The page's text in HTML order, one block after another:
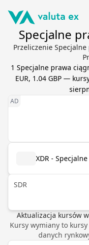
Specjalne
Przeliczenie Specjalne
1 Specjalne prawa
EUR, 1.04 GBP —
XDR -
SDR
Aktualizacja kursów
Kursy wymiany to
danych